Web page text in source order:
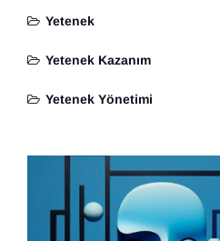
Yetenek
Yetenek Kazanım
Yetenek Yönetimi